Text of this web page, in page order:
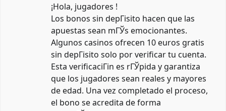
¡Hola, jugadores !
Los bonos sin depГіsito hacen que las
apuestas sean mГЎs emocionantes.
Algunos casinos ofrecen 10 euros gratis
sin depГіsito solo por verificar tu cuenta.
Esta verificaciГіn es rГЎpida y garantiza
que los jugadores sean reales y mayores
de edad. Una vez completado el proceso,
el bono se acredita de forma